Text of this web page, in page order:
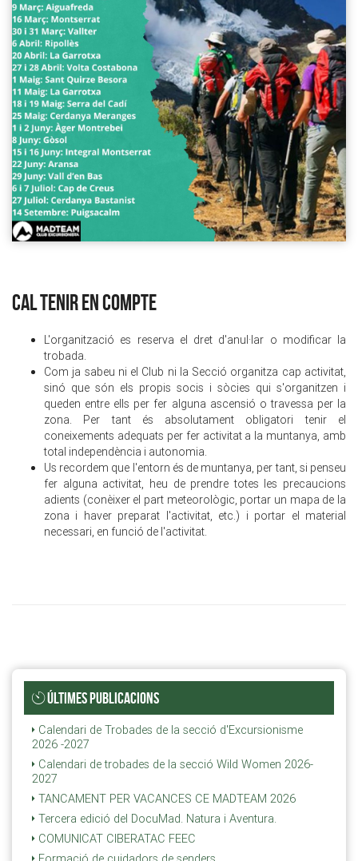
CAL TENIR EN COMPTE
L'organització es reserva el dret d'anul·lar o modificar la
trobada.
Com ja sabeu ni el Club ni la Secció organitza cap activitat,
sinó que són els propis socis i sòcies qui s'organitzen i
queden entre ells per fer alguna ascensió o travessa per la
zona. Per tant és absolutament obligatori tenir el
coneixements adequats per fer activitat a la muntanya, amb
total independència i autonomia.
Us recordem que l'entorn és de muntanya, per tant, si penseu
fer alguna activitat, heu de prendre totes les precaucions
adients (conèixer el part meteorològic, portar un mapa de la
zona i haver preparat l'activitat, etc.) i portar el material
necessari, en funció de l'activitat.
ÚLTIMES PUBLICACIONS
Calendari de Trobades de la secció d'Excursionisme
2026 -2027
Calendari de trobades de la secció Wild Women 2026-
2027
TANCAMENT PER VACANCES CE MADTEAM 2026
Tercera edició del DocuMad. Natura i Aventura.
COMUNICAT CIBERATAC FEEC